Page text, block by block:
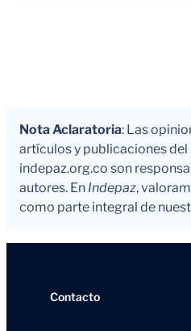
Nota Aclaratoria: Las
artículos y publicaciones
indepaz.org.co son
autores. En Indepaz,
como parte integral de
Contacto